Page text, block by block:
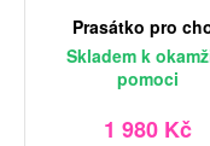
Prasátko pro
Skladem k
pomoci
1 980 Kč